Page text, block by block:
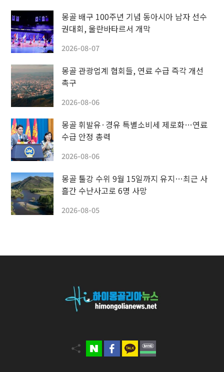
몽골 배구 100주년 기념 동아시아 남자 선수
권대회, 울란바타르서 개막
2026-08-07
몽골 관광업계 협회들, 연료 수급 즉각 개선
촉구
2026-08-06
몽골 휘발유·경유 특별소비세 제로화…연료
수급 안정 총력
2026-08-06
몽골 툴강 수위 9월 15일까지 유지…최근 사
흘간 수난사고로 6명 사망
2026-08-05